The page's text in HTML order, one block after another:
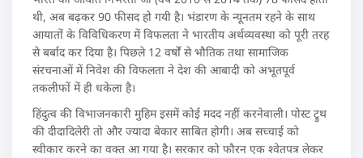
थी, अब बढ़कर 90 फीसद हो गयी है। भंडारण के न्यूनतम रहने के साथ
आयातों के विविधिकरण में विफलता ने भारतीय अर्थव्यवस्था को पूरी तरह
से बर्बाद कर दिया है। पिछले 12 वर्षों से भौतिक तथा सामाजिक
संरचनाओं में निवेश की विफलता ने देश की आबादी को अभूतपूर्व
तकलीफों में ही धकेला है।
हिंदुत्व की विभाजनकारी मुहिम इसमें कोई मदद नहीं करनेवाली। पोस्ट ट्रुथ
की दीदादिलेरी तो और ज्यादा बेकार साबित होगी। अब सच्चाई को
स्वीकार करने का वक्त आ गया है। सरकार को फौरन एक श्वेतपत्र लेकर